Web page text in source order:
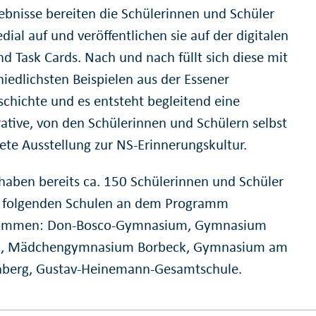
bereiten die Schülerinnen und Schüler
auf und veröffentlichen sie auf der digitalen
Task Cards. Nach und nach füllt sich diese mit
Beispielen aus der Essener
und es entsteht begleitend eine
von den Schülerinnen und Schülern selbst
Ausstellung zur NS-Erinnerungskultur.
bereits ca. 150 Schülerinnen und Schüler
Schulen an dem Programm
Don-Bosco-Gymnasium, Gymnasium
Mädchengymnasium Borbeck, Gymnasium am
Gustav-Heinemann-Gesamtschule.